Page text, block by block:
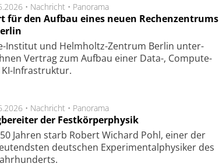
• Nachricht • Panorama
für den Aufbau eines neuen Rechenzentrums
Insti­tut und Helm­holtz-Zen­trum Ber­lin un­ter­
Ver­trag zum Auf­bau einer Data-, Compute-
Infra­struk­tur.
• Nachricht • Panorama
der Festkörperphysik
Jahren starb Robert Wichard Pohl, einer der
deutschen Experimentalphysiker des